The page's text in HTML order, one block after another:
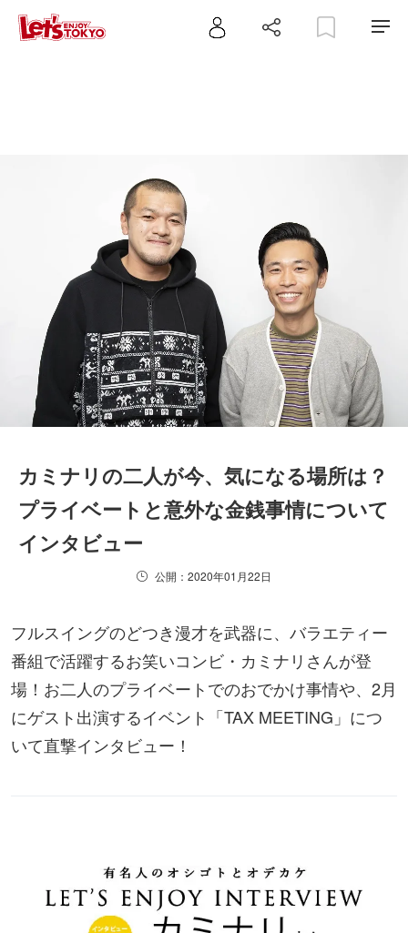
カミナリの二人が今、気になる場所は？
プライベートと意外な金銭事情について
インタビュー
公開：2020年01月22日
フルスイングのどつき漫才を武器に、バラエティー
番組で活躍するお笑いコンビ・カミナリさんが登
場！お二人のプライベートでのおでかけ事情や、2月
にゲスト出演するイベント「TAX MEETING」につ
いて直撃インタビュー！